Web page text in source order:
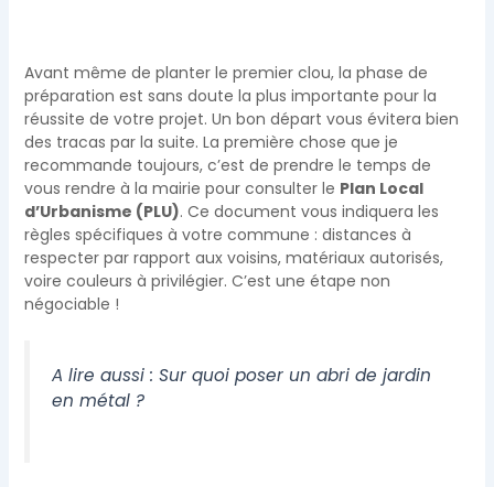
Avant même de planter le premier clou, la phase de
préparation est sans doute la plus importante pour la
réussite de votre projet. Un bon départ vous évitera bien
des tracas par la suite. La première chose que je
recommande toujours, c’est de prendre le temps de
vous rendre à la mairie pour consulter le Plan Local
d’Urbanisme (PLU). Ce document vous indiquera les
règles spécifiques à votre commune : distances à
respecter par rapport aux voisins, matériaux autorisés,
voire couleurs à privilégier. C’est une étape non
négociable !
A lire aussi : Sur quoi poser un abri de jardin
en métal ?